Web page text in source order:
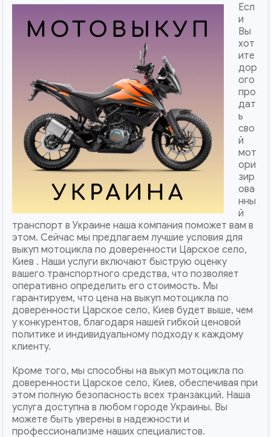
Есл
и
Вы
хот
ите
дор
ого
про
дат
ь
сво
й
мот
ори
зир
ова
нны
й
транспорт в Украине наша компания поможет вам в
этом. Сейчас мы предлагаем лучшие условия для
выкуп мотоцикла по доверенности Царское село,
Киев . Наши услуги включают быструю оценку
вашего транспортного средства, что позволяет
оперативно определить его стоимость. Мы
гарантируем, что цена на выкуп мотоцикла по
доверенности Царское село, Киев будет выше, чем
у конкурентов, благодаря нашей гибкой ценовой
политике и индивидуальному подходу к каждому
клиенту.
Кроме того, мы способны на выкуп мотоцикла по
доверенности Царское село, Киев, обеспечивая при
этом полную безопасность всех транзакций. Наша
услуга доступна в любом городе Украины. Вы
можете быть уверены в надежности и
профессионализме наших специалистов.